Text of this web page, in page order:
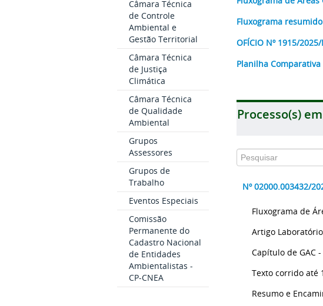
Câmara Técnica
de Controle
Ambiental e
Gestão Territorial
Câmara Técnica
de Justiça
Climática
Câmara Técnica
de Qualidade
Ambiental
Grupos
Assessores
Grupos de
Trabalho
Eventos Especiais
Comissão
Permanente do
Cadastro Nacional
de Entidades
Ambientalistas -
CP-CNEA
Fluxograma
OFÍCIO Nº 1915/
Planilha
Processo(s)
Nº 02000.003432/
Fluxograma de
Artigo
Capítulo de GAC
Texto corrido até
Resumo e